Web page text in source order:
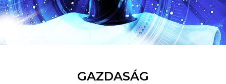
GAZDASÁG